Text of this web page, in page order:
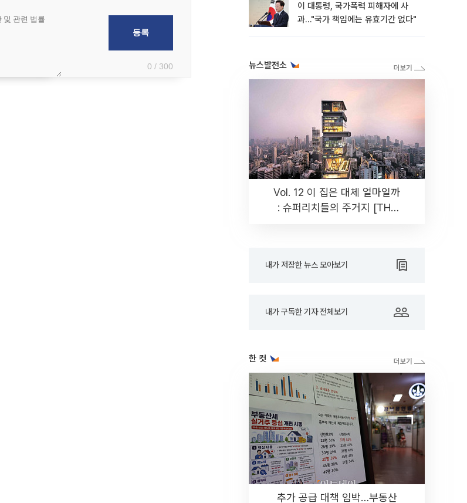
0 / 300
이 대통령, 국가폭력 피해자에 사
과…"국가 책임에는 유효기간 없다"
뉴스발전소
Vol. 12 이 집은 대체 얼마일까
: 슈퍼리치들의 주거지 [THE
내가 저장한 뉴스 모아보기
내가 구독한 기자 전체보기
한 컷
추가 공급 대책 임박…부동산